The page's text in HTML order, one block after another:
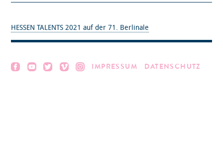
HESSEN TALENTS 2021 auf der 71. Berlinale
IMPRESSUM DATENSCHUTZ